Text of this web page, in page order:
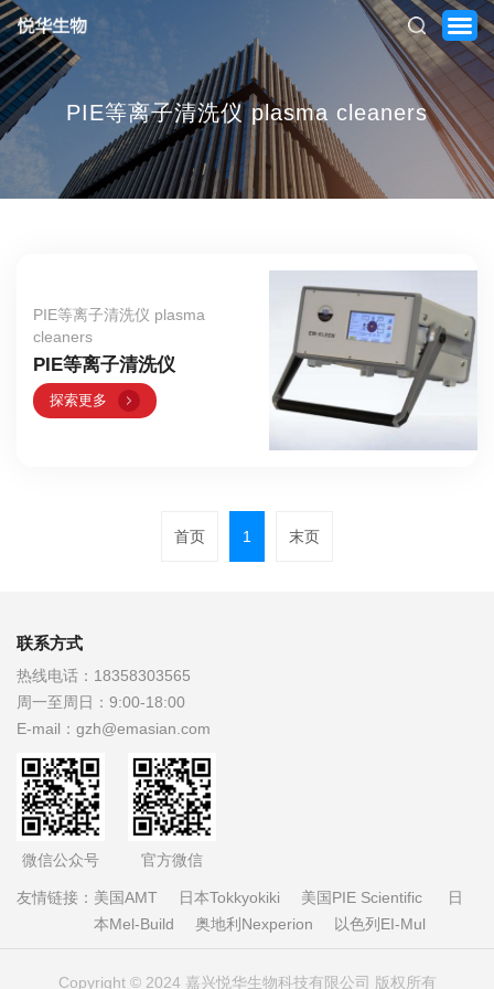
首页
关于我们
服务支持
联系我们
PIE等离子清洗仪 plasma cleaners
PIE等离子清洗仪 plasma
cleaners
PIE等离子清洗仪
探索更多
首页 1 末页
联系方式
热线电话： 18358303565
周一至周日： 9:00-18:00
E-mail： gzh@emasian.com
微信公众号 官方微信
友情链接： 美国AMT 日本Tokkyokiki 美国PIE Scientific
日
本Mel-Build
奥地利Nexperion 以色列EI-Mul
Copyright © 2024 嘉兴悦华生物科技有限公司 版权所有